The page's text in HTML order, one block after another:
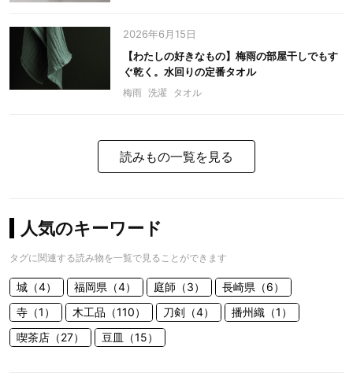
2026年6月15日
【わたしの好きなもの】梅雨の部屋干しでもす
ぐ乾く。水回りの定番タオル
梅雨 洗濯 タオル
読みもの一覧を見る
人気のキーワード
タグに関連する読み物を一覧で見ることができます
城（4） 福岡県（4） 庭師（3）
長崎県（6）
寺（1）
木工品（110） 刀剣（4）
播州織（1）
喫茶店（27）
豆皿（15）